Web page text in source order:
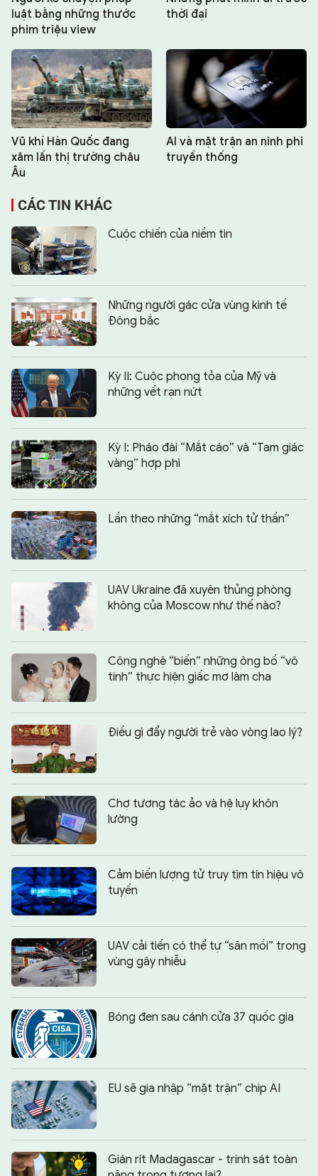
luật bằng những thước
phim triệu view
thời đại
Vũ khí Hàn Quốc đang
xâm lấn thị trường châu
Âu
AI và mặt trận an ninh phi
truyền thống
CÁC TIN KHÁC
Cuộc chiến của niềm tin
Những người gác cửa vùng kinh tế
Đông bắc
Kỳ II: Cuộc phong tỏa của Mỹ và
những vết rạn nứt
Kỳ I: Pháo đài “Mắt cáo” và “Tam giác
vàng” hợp phì
Lần theo những “mắt xích tử thần”
UAV Ukraine đã xuyên thủng phòng
không của Moscow như thế nào?
Công nghệ “biến” những ông bố “vô
tinh” thực hiện giấc mơ làm cha
Điều gì đẩy người trẻ vào vòng lao lý?
Chợ tương tác ảo và hệ lụy khôn
lường
Cảm biến lượng tử truy tìm tín hiệu vô
tuyến
UAV cải tiến có thể tự “săn mồi” trong
vùng gây nhiễu
Bóng đen sau cánh cửa 37 quốc gia
EU sẽ gia nhập “mặt trận” chip AI
Gián rít Madagascar - trinh sát toàn